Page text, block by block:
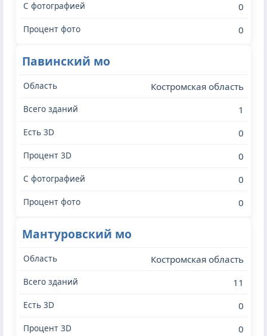
0
0
Павинский мо
Костромская область
1
0
0
0
0
Мантуровский мо
Костромская область
11
0
0